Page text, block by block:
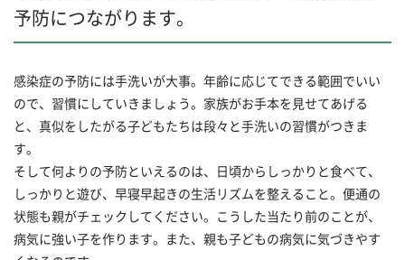
予防につながります。
感染症の予防には手洗いが大事。年齢に応じてできる範囲でいい
ので、習慣にしていきましょう。家族がお手本を見せてあげる
と、真似をしたがる子どもたちは段々と手洗いの習慣がつきま
す。
そして何よりの予防といえるのは、日頃からしっかりと食べて、
しっかりと遊び、早寝早起きの生活リズムを整えること。便通の
状態も親がチェックしてください。こうした当たり前のことが、
病気に強い子を作ります。また、親も子どもの病気に気づきやす